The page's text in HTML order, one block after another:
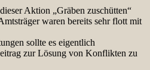
Aktion „Gräben zuschütten“
waren bereits sehr flott mit
sollte es eigentlich
zur Lösung von Konflikten zu